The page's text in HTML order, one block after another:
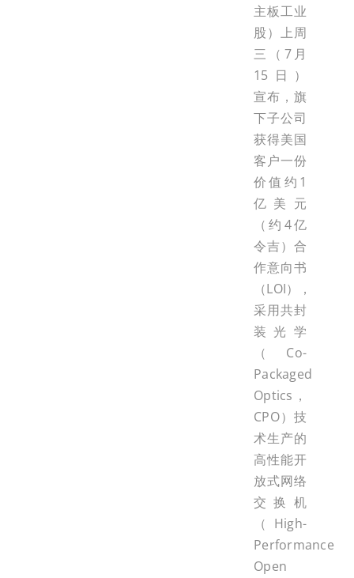
主板工业
股）上周
三（7月
15日）
宣布，旗
下子公司
获得美国
客户一份
价值约1
亿美元
（约4亿
令吉）合
作意向书
（LOI），
采用共封
装光学
（Co-
Packaged
Optics，
CPO）技
术生产的
高性能开
放式网络
交换机
（High-
Performance
Open